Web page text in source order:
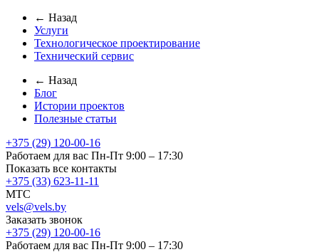
← Назад
Услуги
Технологическое проектирование
Технический сервис
← Назад
Блог
Истории проектов
Полезные статьи
+375 (29) 120-00-16
Работаем для вас Пн-Пт 9:00 – 17:30
Показать все контакты
+375 (33) 623-11-11
MTC
vels@vels.by
Заказать звонок
+375 (29) 120-00-16
Работаем для вас Пн-Пт 9:00 – 17:30